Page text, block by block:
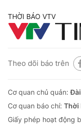
THỜI BÁO VTV
Theo dõi báo trên
Cơ quan chủ quản:
Cơ quan báo chí: Thời
Giấy phép hoạt động